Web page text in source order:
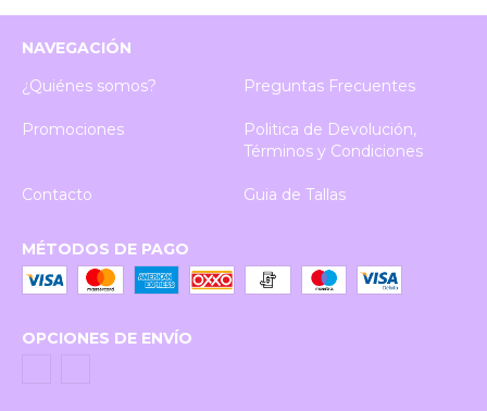
NAVEGACIÓN
¿Quiénes somos?
Preguntas Frecuentes
Promociones
Politica de Devolución,
Términos y Condiciones
Contacto Guia de Tallas
MÉTODOS DE PAGO
OPCIONES DE ENVÍO